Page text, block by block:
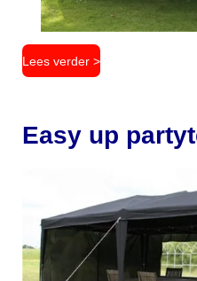
Lees verder >
Easy up